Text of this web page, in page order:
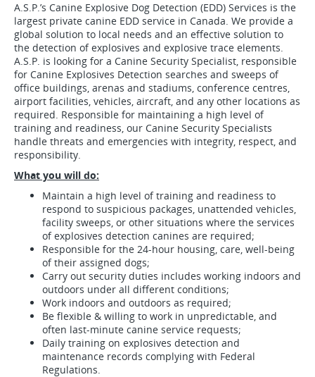
A.S.P.’s Canine Explosive Dog Detection (EDD) Services is the
largest private canine EDD service in Canada. We provide a
global solution to local needs and an effective solution to
the detection of explosives and explosive trace elements.
A.S.P. is looking for a Canine Security Specialist, responsible
for Canine Explosives Detection searches and sweeps of
office buildings, arenas and stadiums, conference centres,
airport facilities, vehicles, aircraft, and any other locations as
required. Responsible for maintaining a high level of
training and readiness, our Canine Security Specialists
handle threats and emergencies with integrity, respect, and
responsibility.
What you will do:
Maintain a high level of training and readiness to
respond to suspicious packages, unattended vehicles,
facility sweeps, or other situations where the services
of explosives detection canines are required;
Responsible for the 24-hour housing, care, well-being
of their assigned dogs;
Carry out security duties includes working indoors and
outdoors under all different conditions;
Work indoors and outdoors as required;
Be flexible & willing to work in unpredictable, and
often last-minute canine service requests;
Daily training on explosives detection and
maintenance records complying with Federal
Regulations.